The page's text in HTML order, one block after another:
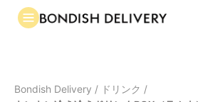
Bondish Delivery / ドリンク /